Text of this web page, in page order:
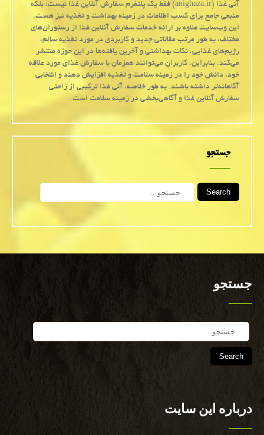
آنی غذا (anighaza.ir) فقط یک پلتفرم سفارش آنلاین غذا نیست، بلکه
منبعی جامع برای کسب اطلاعات در زمینه بهداشت و تغذیه نیز هست.
این وب‌سایت علاوه بر ارائه خدمات سفارش آنلاین غذا از رستوران‌های
مختلف، به طور مرتب مقالاتی جدید و کاربردی در مورد تغذیه سالم،
رژیم‌های غذایی، نکات بهداشتی و آخرین یافته‌ها در این حوزه منتشر
می‌کند. بنابراین، کاربران می‌توانند همزمان با سفارش غذای مورد علاقه
خود، دانش خود را در زمینه سلامت و تغذیه افزایش دهند و انتخابی
آگاهانه‌تر داشته باشند. به طور خلاصه، آنی غذا ترکیبی از راحتی
سفارش آنلاین غذا و آگاهی‌بخشی در زمینه سلامت است.
جستجو
Search
جستجو
درباره این سایت